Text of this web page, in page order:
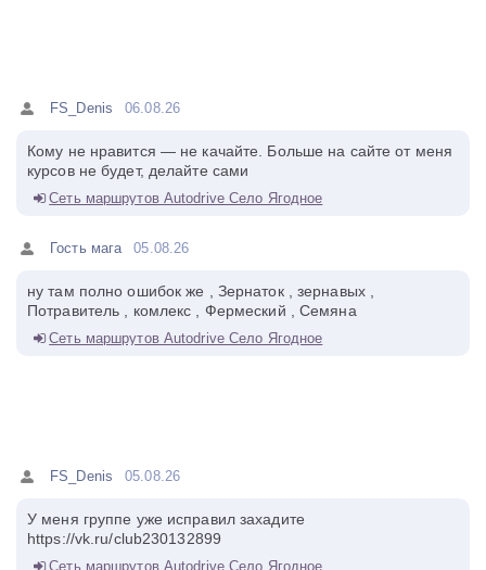
FS_Denis 06.08.26
Кому не нравится — не качайте. Больше на сайте от меня
курсов не будет, делайте сами
Сеть маршрутов Autodrive Село Ягодное
Гость мага 05.08.26
ну там полно ошибок же , Зернаток , зернавых ,
Потравитель , комлекс , Фермеский , Семяна
Сеть маршрутов Autodrive Село Ягодное
FS_Denis 05.08.26
У меня группе уже исправил захадите
https://vk.ru/club230132899
Сеть маршрутов Autodrive Село Ягодное